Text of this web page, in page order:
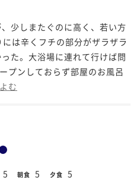
少しまたぐのに高く、若い方
は辛くフチの部分がザラザラ
た。大浴場に連れて行けば問
プンしておらず部屋のお風呂
む
5 朝食 5 夕食
5